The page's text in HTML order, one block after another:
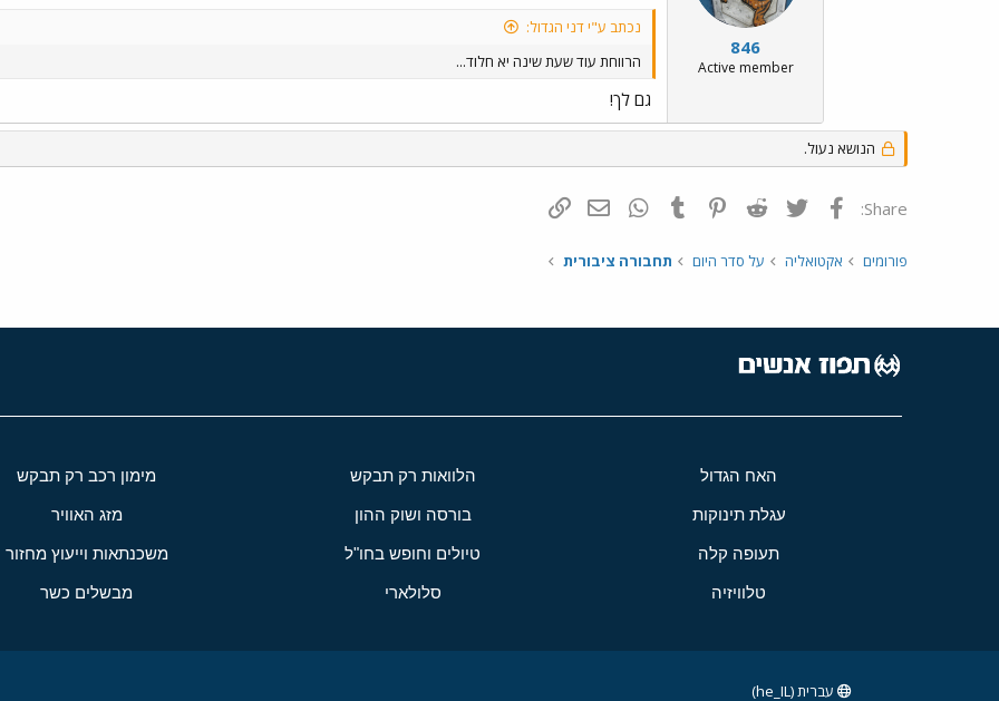
846
Active member
נכתב ע"י דני הגדול:
הרווחת עוד שעת שינה יא חלוד...
גם לך!
הנושא נעול.
Share: פייסבוק Twitter
Reddit
Pinterest
Tumblr
WhatsAppדואר אלקטרוני
פורומים אקטואליה על סדר היום תחבורה ציבורית
האח הגדול הלוואות רק תבקש מימון רכב רק תבקש
עגלת תינוקות בורסה ושוק ההון מזג האוויר
תעופה קלה טיולים וחופש בחו"ל משכנתאות וייעוץ מחזור
טלוויזיה סלולארי מבשלים כשר
עברית (he_IL)